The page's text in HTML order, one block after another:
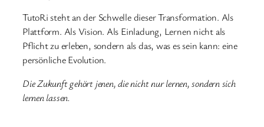
TutoRi steht an der Schwelle dieser Transformation. Als
Plattform. Als Vision. Als Einladung, Lernen nicht als
Pflicht zu erleben, sondern als das, was es sein kann: eine
persönliche Evolution.
Die Zukunft gehört jenen, die nicht nur lernen, sondern sich
lernen lassen.